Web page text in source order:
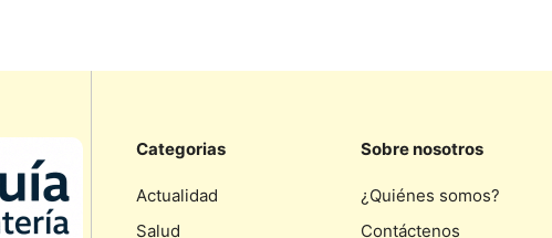
Categorias
Actualidad
Salud
Sobre nosotros
¿Quiénes somos?
Contáctenos